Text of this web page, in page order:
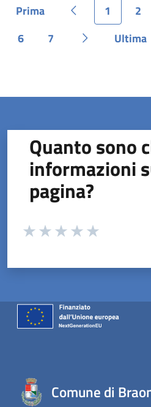
Pagina
Prima Pagina Pagina
1 2
Pagina
6 Pagina
7 PaginaUltima
Quanto sono
informazioni
pagina?
Valuta da 1 a 5 stelle la pagina
Comune di